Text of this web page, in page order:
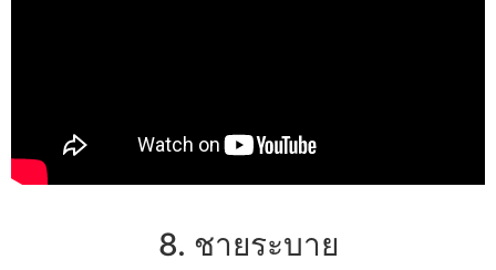
8. ชายระบาย